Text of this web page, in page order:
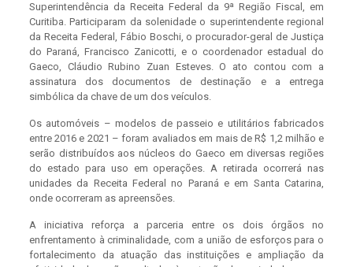
Superintendência da Receita Federal da 9ª Região Fiscal, em
Curitiba. Participaram da solenidade o superintendente regional
da Receita Federal, Fábio Boschi, o procurador-geral de Justiça
do Paraná, Francisco Zanicotti, e o coordenador estadual do
Gaeco, Cláudio Rubino Zuan Esteves. O ato contou com a
assinatura dos documentos de destinação e a entrega
simbólica da chave de um dos veículos.
Os automóveis – modelos de passeio e utilitários fabricados
entre 2016 e 2021 – foram avaliados em mais de R$ 1,2 milhão e
serão distribuídos aos núcleos do Gaeco em diversas regiões
do estado para uso em operações. A retirada ocorrerá nas
unidades da Receita Federal no Paraná e em Santa Catarina,
onde ocorreram as apreensões.
A iniciativa reforça a parceria entre os dois órgãos no
enfrentamento à criminalidade, com a união de esforços para o
fortalecimento da atuação das instituições e ampliação da